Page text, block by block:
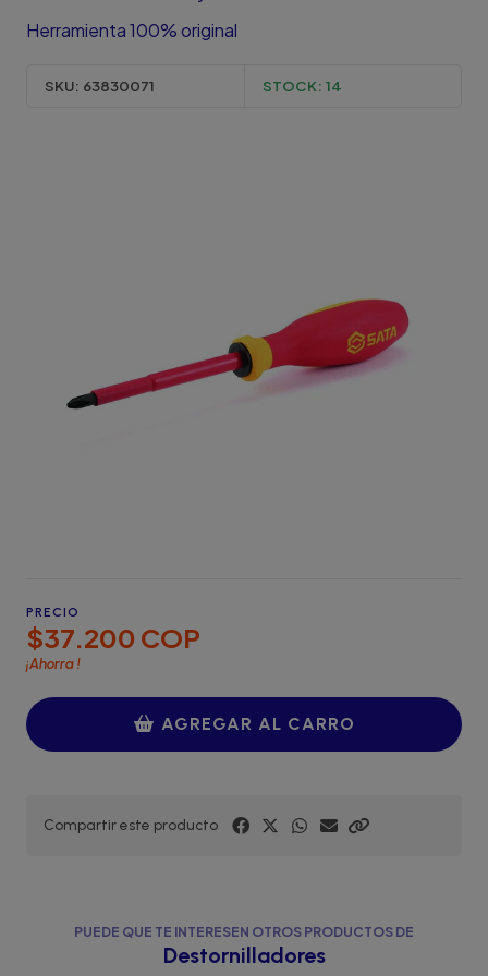
Herramienta 100% original
SKU: 63830071 STOCK: 14
PRECIO
$37.200 COP
¡Ahorra!
AGREGAR AL CARRO
Compartir este producto
PUEDE QUE TE INTERESEN OTROS PRODUCTOS DE
Destornilladores